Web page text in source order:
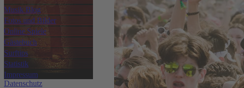
Musik Blog
Fotos und Bilder
Online Spiele
Gästebuch
Surftips
Statistik
Impressum
Datenschutz